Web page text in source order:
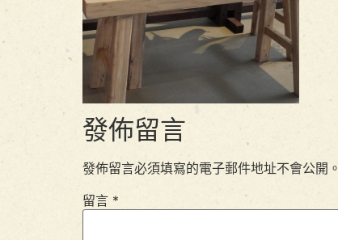
發佈留言
發佈留言必須填寫的電子郵件地址不會公開。
留言 *